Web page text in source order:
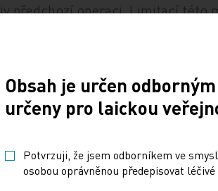
předchozí operaci. Limitací této
tvarová a rozměrová kritéria,
a dlouhodobě plnil svou funkci.
příliš populární, je totiž
Obsah je určen
určeny pro laickou
Potvrzuji, že jsem odborníkem ve
osobou oprávněnou předepisovat